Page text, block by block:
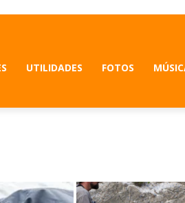
UTILIDADES FOTOS